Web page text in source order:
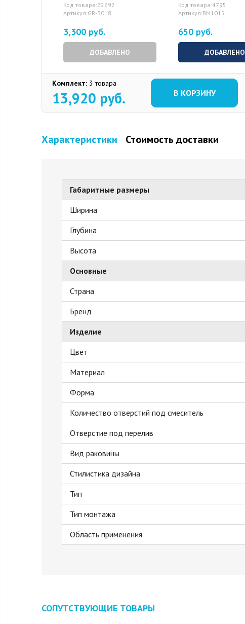
Код товара:22692
Артикул:GR-3018
3,300 руб.
ДОБАВЛЕНО
Код товара:4795
Артикул:ВМ1015
650 руб.
ДОБАВЛЕНО
Комплект: 3 товара
13,920 руб. В КОРЗИНУ
Характеристики Стоимость доставки
Габаритные размеры
Ширина
Глубина
Высота
Основные
Страна
Бренд
Изделие
Цвет
Материал
Форма
Количество отверстий под смеситель
Отверстие под перелив
Вид раковины
Стилистика дизайна
Тип
Тип монтажа
Область применения
СОПУТСТВУЮЩИЕ ТОВАРЫ